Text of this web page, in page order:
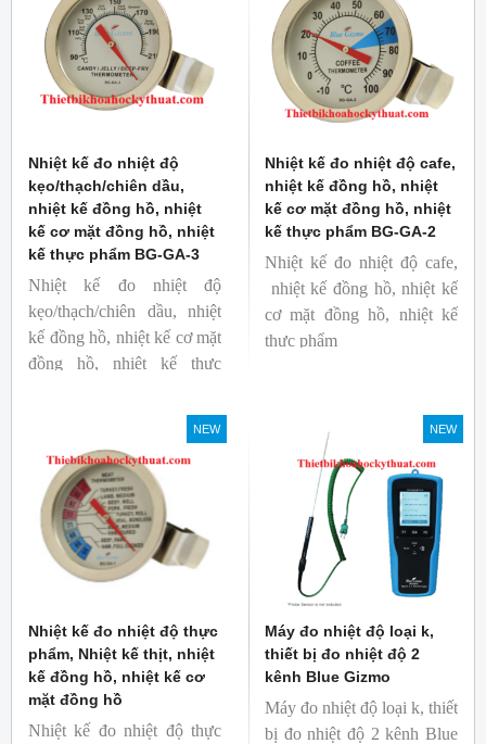
Nhiệt kế đo nhiệt độ
kẹo/thạch/chiên dầu,
nhiệt kế đồng hồ, nhiệt
kế cơ mặt đồng hồ, nhiệt
kế thực phẩm BG-GA-3
Nhiệt kế đo nhiệt độ
kẹo/thạch/chiên dầu, nhiệt
kế đồng hồ, nhiệt kế cơ mặt
đồng hồ, nhiệt kế thực
Thương hiệu: Blue Gizmo
Nhiệt kế đo nhiệt độ cafe,
nhiệt kế đồng hồ, nhiệt
kế cơ mặt đồng hồ, nhiệt
kế thực phẩm BG-GA-2
Nhiệt kế đo nhiệt độ cafe,
nhiệt kế đồng hồ, nhiệt kế
cơ mặt đồng hồ, nhiệt kế
thực phẩm
NEW
Nhiệt kế đo nhiệt độ thực
phẩm, Nhiệt kế thịt, nhiệt
kế đồng hồ, nhiệt kế cơ
mặt đồng hồ
Nhiệt kế đo nhiệt độ thực
NEW
Máy đo nhiệt độ loại k,
thiết bị đo nhiệt độ 2
kênh Blue Gizmo
Máy đo nhiệt độ loại k, thiết
bị đo nhiệt độ 2 kênh Blue